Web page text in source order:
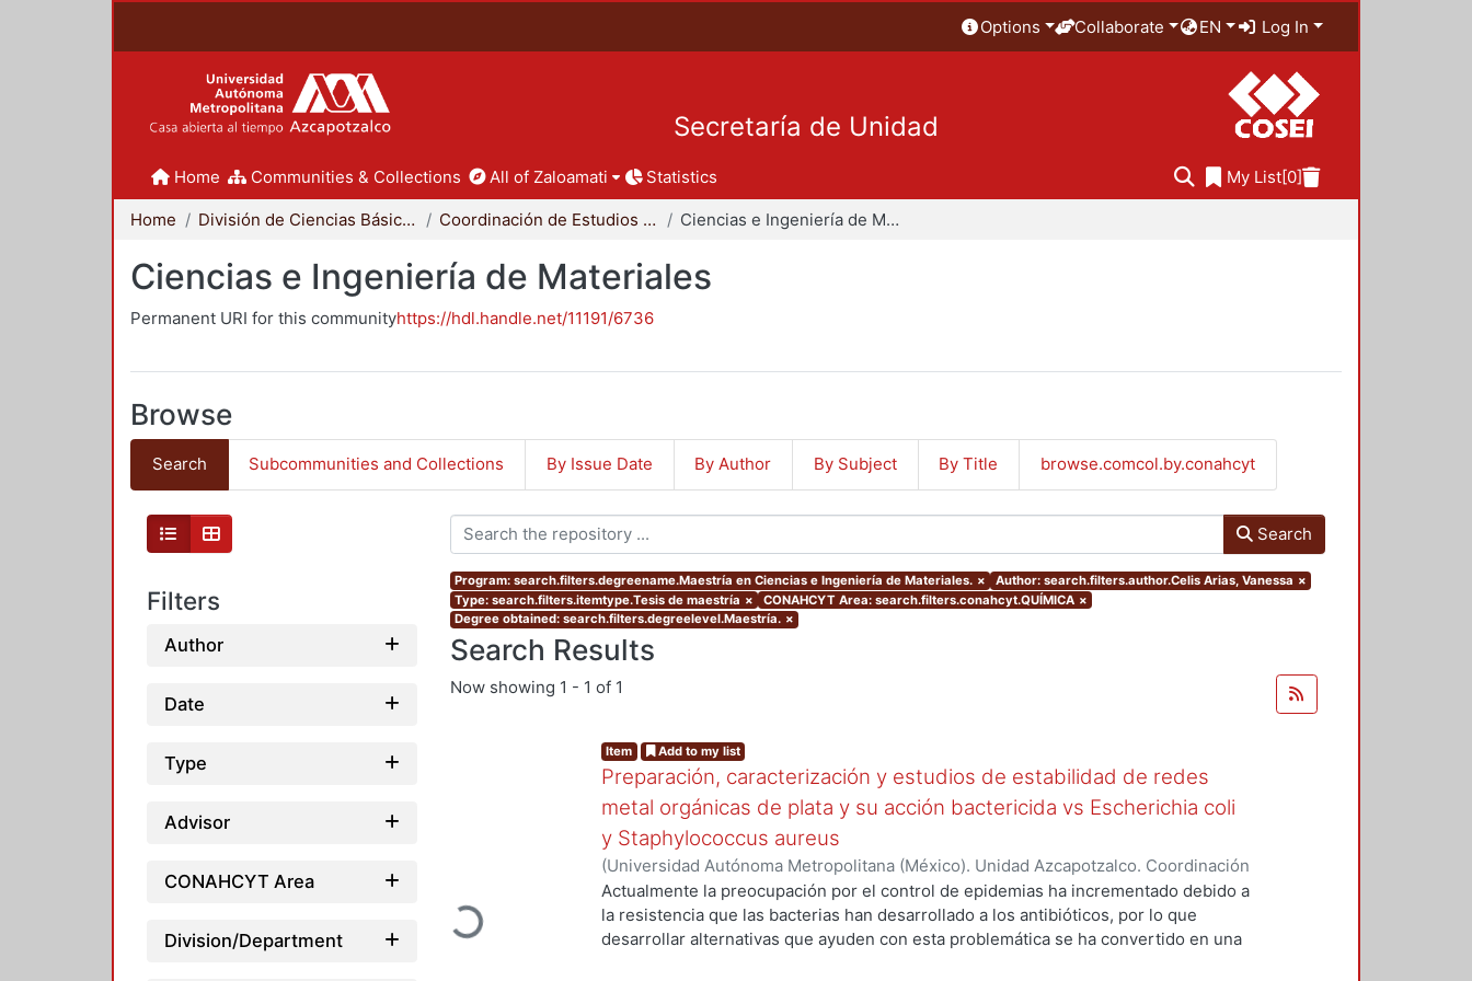
Options Collaborate EN Log In
Secretaría de Unidad
Home Communities & Collections All of Zaloamati Statistics My List[0]
Home División de Ciencias Básicas e Ingeniería Coordinación de Estudios de Posgrado - CBI Ciencias e Ingeniería de Materiales
Ciencias e Ingeniería de Materiales
Permanent URI for this communityhttps://hdl.handle.net/11191/6736
Browse
Search Subcommunities and Collections By Issue Date By Author By Subject By Title browse.comcol.by.conahcyt
Filters
Author
Date
Type
Advisor
CONAHCYT Area
Division/Department
Search
Program: search.filters.degreename.Maestría en Ciencias e Ingeniería de Materiales. × Author: search.filters.author.Celis Arias, Vanessa ×
Type: search.filters.itemtype.Tesis de maestría × CONAHCYT Area: search.filters.conahcyt.QUÍMICA ×
Degree obtained: search.filters.degreelevel.Maestría. ×
Search Results
Now showing 1 - 1 of 1
Loading...
Item Add to my list
Preparación, caracterización y estudios de estabilidad de redes
metal orgánicas de plata y su acción bactericida vs Escherichia coli
y Staphylococcus aureus
(Universidad Autónoma Metropolitana (México). Unidad Azcapotzalco. Coordinación
de Servicios de Información., 2019-06)Celis Arias, Vanessa
Actualmente la preocupación por el control de epidemias ha incrementado debido a
la resistencia que las bacterias han desarrollado a los antibióticos, por lo que
desarrollar alternativas que ayuden con esta problemática se ha convertido en una